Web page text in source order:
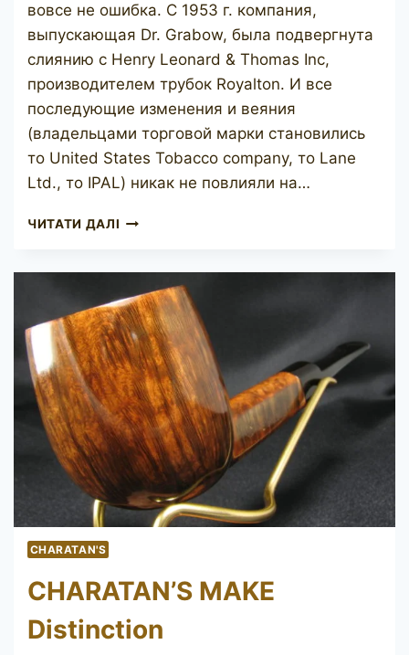
вовсе не ошибка. С 1953 г. компания,
выпускающая Dr. Grabow, была подвергнута
слиянию с Henry Leonard & Thomas Inc,
производителем трубок Royalton. И все
последующие изменения и веяния
(владельцами торговой марки становились
то United States Tobacco company, то Lane
Ltd., то IPAL) никак не повлияли на…
ЧИТАТИ ДАЛІ HLT
ROYALTON
CHARATAN'S
CHARATAN’S MAKE
Distinction